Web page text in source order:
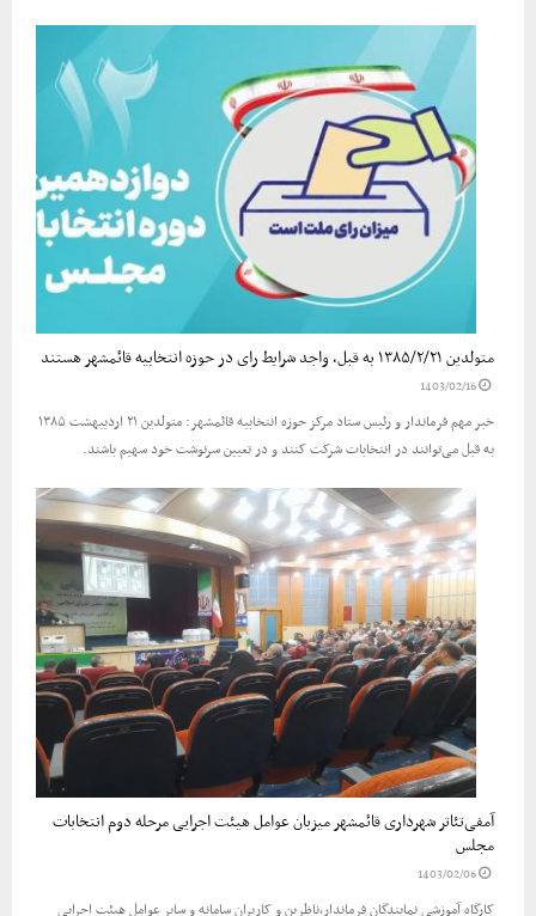
متولدین ۱۳۸۵/۲/۲۱ به قبل، واجد شرایط رای در حوزه انتخابیه قائمشهر هستند
1403/02/16
خبر مهم فرماندار و رئیس ستاد مرکز حوزه انتخابیه قائمشهر: متولدین ۲۱ اردیبهشت ۱۳۸۵
به قبل می‌توانند در انتخابات شرکت کنند و در تعیین سرنوشت خود سهیم باشند.
آمفی‌تئاتر شهرداری قائمشهر میزبان عوامل هیئت اجرایی مرحله دوم انتخابات
مجلس
1403/02/06
کارگاه آموزشی نمایندگان فرماندار،ناظرین و کاربران سامانه و سایر عوامل هیئت اجرایی